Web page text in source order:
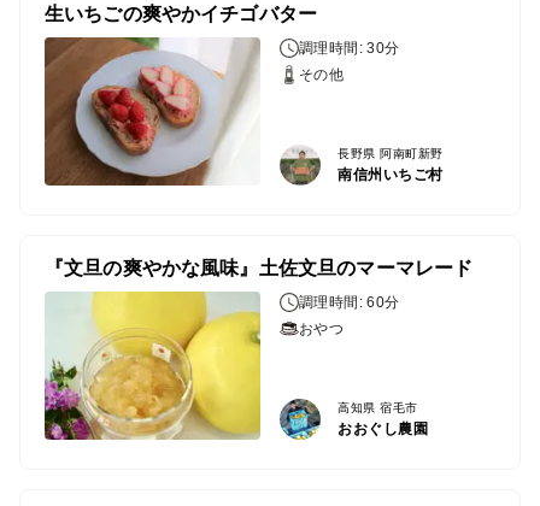
生いちごの爽やかイチゴバター
調理時間: 30分
その他
長野県 阿南町新野
南信州いちご村
『文旦の爽やかな風味』土佐文旦のマーマレード
調理時間: 60分
おやつ
高知県 宿毛市
おおぐし農園